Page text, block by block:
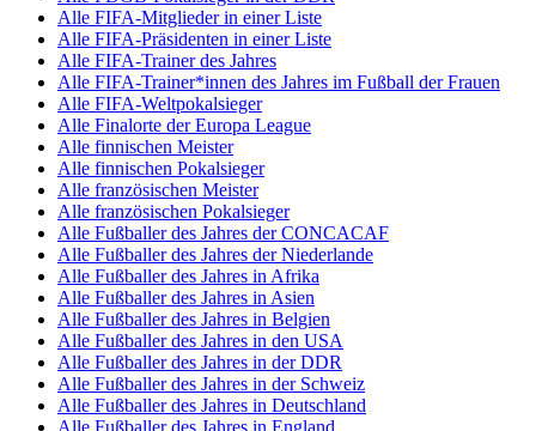
Alle FIFA-Mitglieder in einer Liste
Alle FIFA-Präsidenten in einer Liste
Alle FIFA-Trainer des Jahres
Alle FIFA-Trainer*innen des Jahres im Fußball der Frauen
Alle FIFA-Weltpokalsieger
Alle Finalorte der Europa League
Alle finnischen Meister
Alle finnischen Pokalsieger
Alle französischen Meister
Alle französischen Pokalsieger
Alle Fußballer des Jahres der CONCACAF
Alle Fußballer des Jahres der Niederlande
Alle Fußballer des Jahres in Afrika
Alle Fußballer des Jahres in Asien
Alle Fußballer des Jahres in Belgien
Alle Fußballer des Jahres in den USA
Alle Fußballer des Jahres in der DDR
Alle Fußballer des Jahres in der Schweiz
Alle Fußballer des Jahres in Deutschland
Alle Fußballer des Jahres in England